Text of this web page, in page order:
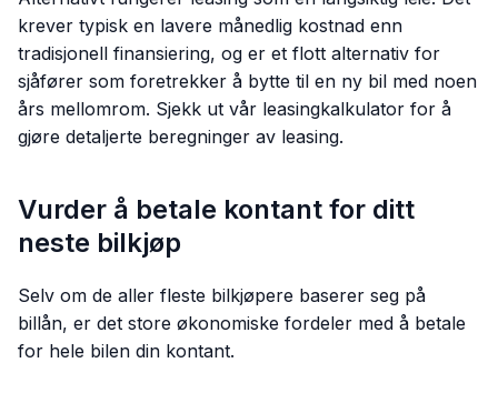
krever typisk en lavere månedlig kostnad enn
tradisjonell finansiering, og er et flott alternativ for
sjåfører som foretrekker å bytte til en ny bil med noen
års mellomrom. Sjekk ut vår leasingkalkulator for å
gjøre detaljerte beregninger av leasing.
Vurder å betale kontant for ditt
neste bilkjøp
Selv om de aller fleste bilkjøpere baserer seg på
billån, er det store økonomiske fordeler med å betale
for hele bilen din kontant.